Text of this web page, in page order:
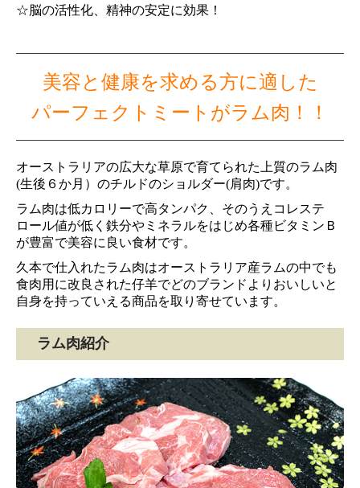
☆脳の活性化、精神の安定に効果！
美容と健康を求める方に適した
パーフェクトミートがラム肉！！
オーストラリアの広大な草原で育てられた上質のラム肉
(生後６か月）のチルドのショルダー(肩肉)です。
ラム肉は低カロリーで高タンパク、そのうえコレステ
ロール値が低く鉄分やミネラルをはじめ各種ビタミンＢ
が豊富で美容に良い食材です。
久本で仕入れたラム肉はオーストラリア産ラムの中でも
食肉用に改良された仔羊でどのブランドよりおいしいと
自身を持っていえる商品を取り寄せています。
ラム肉紹介